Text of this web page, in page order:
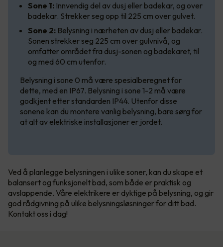
Sone 1: Innvendig del av dusj eller badekar, og over
badekar. Strekker seg opp til 225 cm over gulvet.
Sone 2: Belysning i nærheten av dusj eller badekar.
Sonen strekker seg 225 cm over gulvnivå, og
omfatter området fra dusj-sonen og badekaret, til
og med 60 cm utenfor.
Belysning i sone 0 må være spesialberegnet for
dette, med en IP67. Belysning i sone 1-2 må være
godkjent etter standarden IP44. Utenfor disse
sonene kan du montere vanlig belysning, bare sørg for
at alt av elektriske installasjoner er jordet.
Ved å planlegge belysningen i ulike soner, kan du skape et
balansert og funksjonelt bad, som både er praktisk og
avslappende. Våre elektrikere er dyktige på belysning, og gir
god rådgivning på ulike belysningsløsninger for ditt bad.
Kontakt oss i dag!